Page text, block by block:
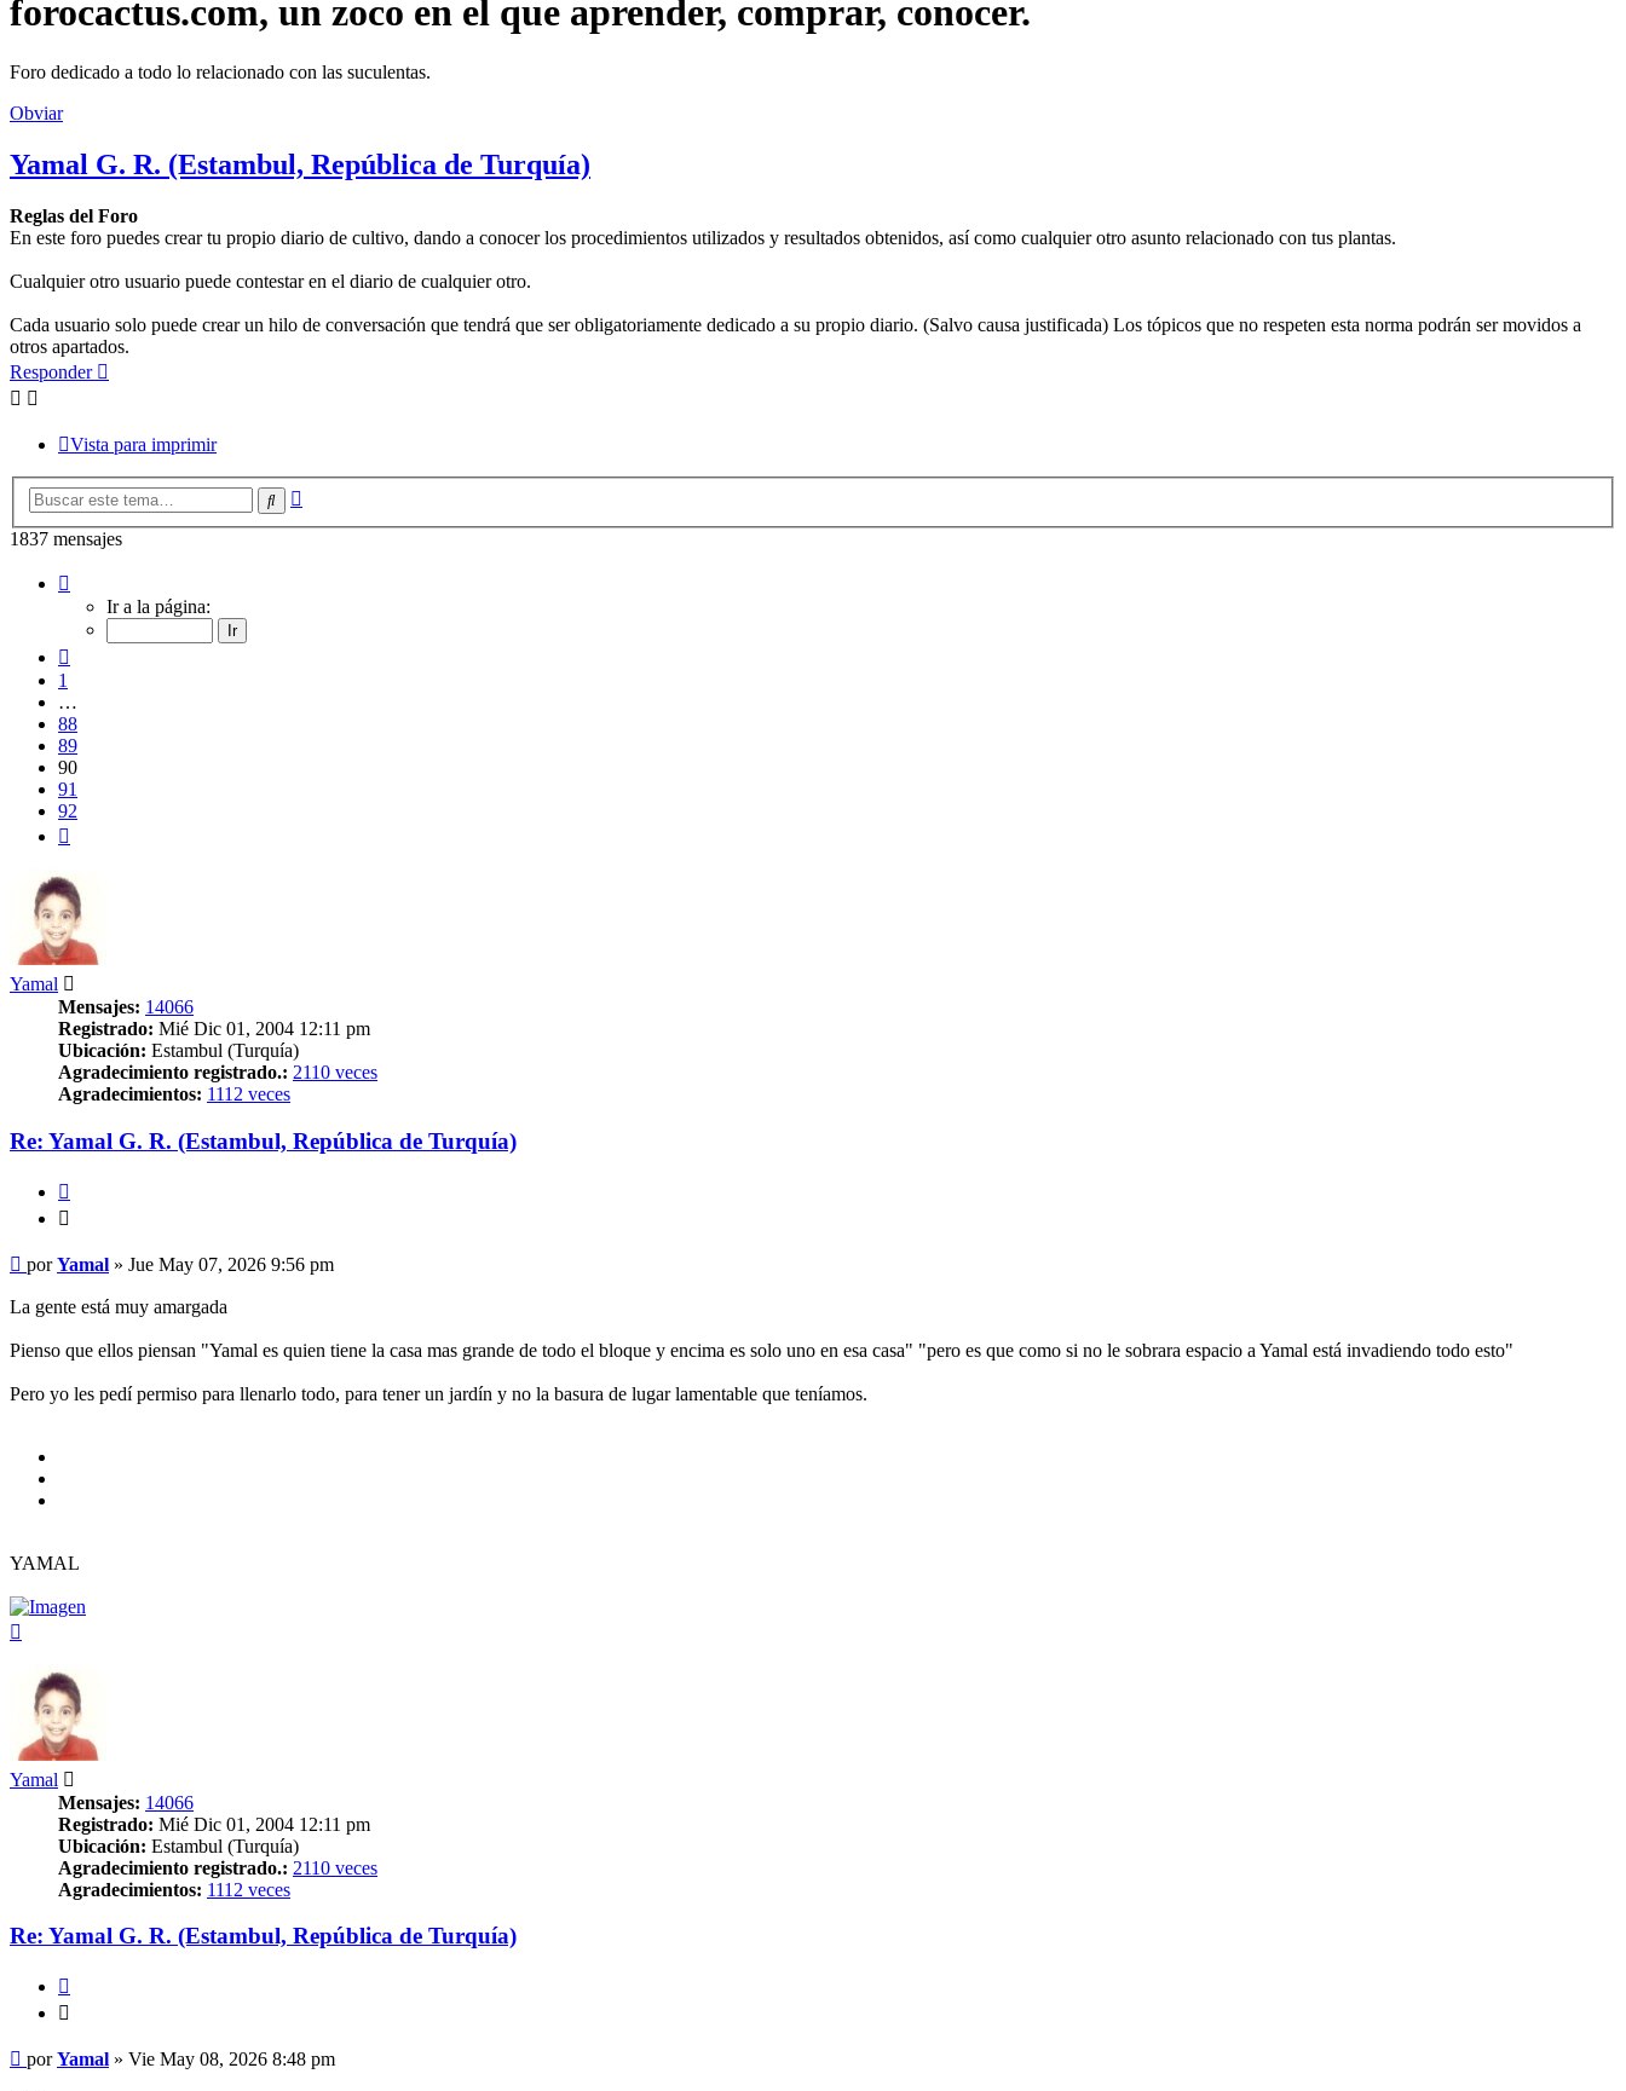
forocactus.com, un zoco en el que aprender, comprar, conocer.
Foro dedicado a todo lo relacionado con las suculentas.
Obviar
Yamal G. R. (Estambul, República de Turquía)
Reglas del Foro
En este foro puedes crear tu propio diario de cultivo, dando a conocer los procedimientos utilizados y resultados obtenidos, así como cualquier otro asunto relacionado con tus plantas.
Cualquier otro usuario puede contestar en el diario de cualquier otro.
Cada usuario solo puede crear un hilo de conversación que tendrá que ser obligatoriamente dedicado a su propio diario. (Salvo causa justificada) Los tópicos que no respeten esta norma podrán ser movidos a
otros apartados.
Responder
Vista para imprimir
Buscar
1837 mensajes
90
Ir a la página:
1
…
88
89
90
91
92
Yamal
Mensajes: 14066
Registrado: Mié Dic 01, 2004 12:11 pm
Ubicación: Estambul (Turquía)
Agradecimiento registrado.: 2110 veces
Agradecimientos: 1112 veces
Re: Yamal G. R. (Estambul, República de Turquía)
Mensaje
porYamal » Jue May 07, 2026 9:56 pm
La gente está muy amargada
Pienso que ellos piensan "Yamal es quien tiene la casa mas grande de todo el bloque y encima es solo uno en esa casa" "pero es que como si no le sobrara espacio a Yamal está invadiendo todo esto"
Pero yo les pedí permiso para llenarlo todo, para tener un jardín y no la basura de lugar lamentable que teníamos.
YAMAL
Yamal
Mensajes: 14066
Registrado: Mié Dic 01, 2004 12:11 pm
Ubicación: Estambul (Turquía)
Agradecimiento registrado.: 2110 veces
Agradecimientos: 1112 veces
Re: Yamal G. R. (Estambul, República de Turquía)
Mensaje
porYamal » Vie May 08, 2026 8:48 pm